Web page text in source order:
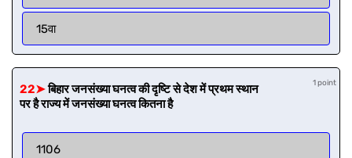
15वा
22➤बिहार जनसंख्या घनत्व की दृष्टि से देश में प्रथम स्थान
पर है राज्य में जनसंख्या घनत्व कितना है
1 point
1106